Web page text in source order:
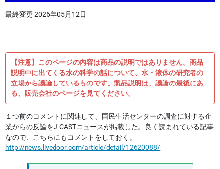
最終変更 2026年05月12日
【注意】このページの内容は商品の説明ではありません。商品
説明中に出てくる水の科学の話について、水・液体の研究者の
立場から議論しているものです。製品説明は、議論の最後にあ
る、販売会社のページを見てください。
１つ前のコメントに関連して、国民生活センターの調査に対する企
業からの反論をJ-CASTニュースが掲載した。良く読まれている記事
なので、こちらにもコメントをしておく。
http://news.livedoor.com/article/detail/12620088/